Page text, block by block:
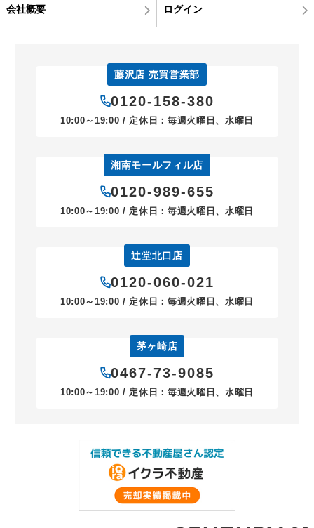
会社概要 ログイン
藤沢店 売買営業部
0120-158-380
10:00～19:00 / 定休日：毎週火曜日、水曜日
湘南モールフィル店
0120-989-655
10:00～19:00 / 定休日：毎週火曜日、水曜日
辻堂北口店
0120-060-021
10:00～19:00 / 定休日：毎週火曜日、水曜日
茅ヶ崎店
0467-73-9085
10:00～19:00 / 定休日：毎週火曜日、水曜日